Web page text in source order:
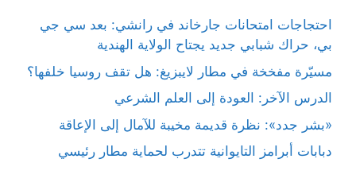
احتجاجات امتحانات جارخاند في رانشي: بعد سي جي
بي، حراك شبابي جديد يجتاح الولاية الهندية
مسيّرة مفخخة في مطار لايبزيغ: هل تقف روسيا خلفها؟
الدرس الآخر: العودة إلى العلم الشرعي
«بشر جدد»: نظرة قديمة مخيبة للآمال إلى الإعاقة
دبابات أبرامز التايوانية تتدرب لحماية مطار رئيسي